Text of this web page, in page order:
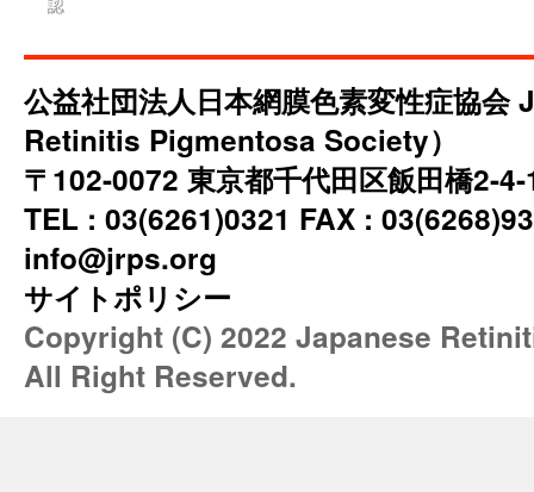
公益社団法人日本網膜色素変性症協会
Retinitis Pigmentosa Society）
〒102-0072 東京都千代田区飯田橋2-
TEL : 03(6261)0321 FAX :
info@jrps.org
サイトポリシー
Copyright (C) 2022 Japanese
All Right Reserved.